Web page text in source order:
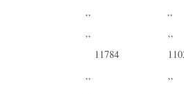
,, ,,
,, ,,
11784
,, ,,